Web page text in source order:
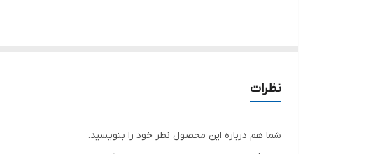
نظرات
شما هم درباره این محصول نظر خود را بنویسید.